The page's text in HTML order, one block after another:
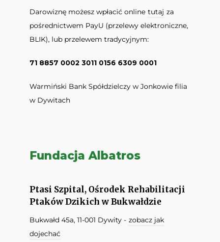
Darowiznę możesz wpłacić online tutaj za
pośrednictwem PayU (przelewy elektroniczne,
BLIK), lub przelewem tradycyjnym:
71 8857 0002 3011 0156 6309 0001
Warmiński Bank Spółdzielczy w Jonkowie filia
w Dywitach
Fundacja Albatros
Ptasi Szpital, Ośrodek Rehabilitacji
Ptaków Dzikich w Bukwałdzie
Bukwałd 45a, 11-001 Dywity - zobacz jak
dojechać